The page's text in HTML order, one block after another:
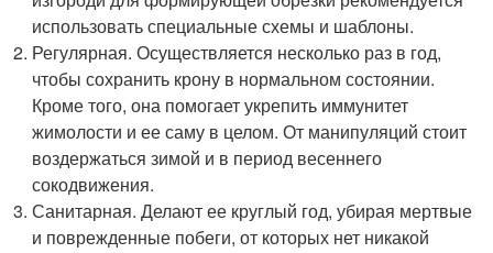
использовать специальные схемы и шаблоны.
Регулярная. Осуществляется несколько раз в год,
чтобы сохранить крону в нормальном состоянии.
Кроме того, она помогает укрепить иммунитет
жимолости и ее саму в целом. От манипуляций стоит
воздержаться зимой и в период весеннего
сокодвижения.
Санитарная. Делают ее круглый год, убирая мертвые
и поврежденные побеги, от которых нет никакой